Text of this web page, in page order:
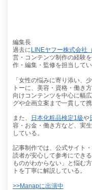
編集長
過去に LINEヤフー株式会社
営・コンテンツ制作の経験
作・編集・監修を担当してい
「女性の悩みに寄り添い、
トーに、美容・資格・働き
向けコンテンツを中心に幅
グや企画立案まで一貫して携
また、 日本化粧品検定1級や
容・お金・働き方など、実
している。
記事制作では、公式サイト
読者が安心して参考にでき
ものがわからない」と悩む
トを丁寧に解説している。
>>Manapに出演中